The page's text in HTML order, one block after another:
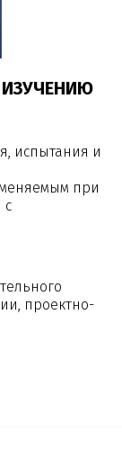
испытания и
при
с
проектно-